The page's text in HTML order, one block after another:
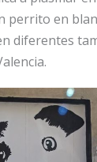
perrito en
diferentes